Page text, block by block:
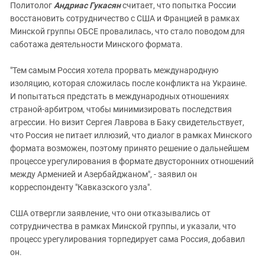
ПолитологАндриас Гукасянсчитает, что попытка России
восстановить сотрудничество с США и Францией в рамках
Минской группы ОБСЕ провалилась, что стало поводом для
саботажа деятельности Минского формата.
"Тем самым Россия хотела прорвать международную
изоляцию, которая сложилась после конфликта на Украине.
И попытаться предстать в международных отношениях
страной-арбитром, чтобы минимизировать последствия
агрессии. Но визит Сергея Лаврова в Баку свидетельствует,
что Россия не питает иллюзий, что диалог в рамках Минского
формата возможен, поэтому принято решение о дальнейшем
процессе урегулирования в формате двусторонних отношений
между Арменией и Азербайджаном", - заявил он
корреспонденту "Кавказского узла".
США отвергли заявление, что они отказывались от
сотрудничества в рамках Минской группы, и указали, что
процесс урегулирования торпедирует сама Россия, добавил
он.